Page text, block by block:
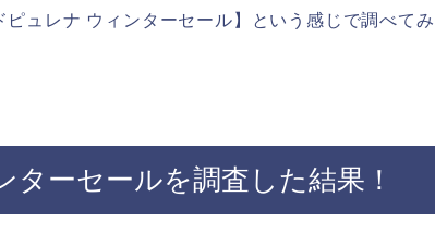
ュレナ ウィンターセール】という感じで調べてみ
ーセールを調査した結果！